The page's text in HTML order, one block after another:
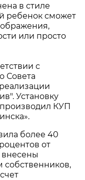
в стиле
ребенок сможет
или просто
с
Совета
Установку
КУП
более 40
от
внесены